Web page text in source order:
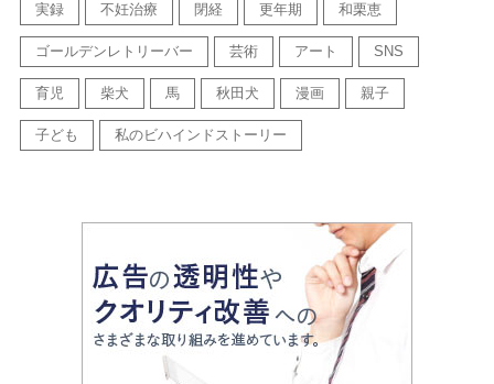
実録 不妊治療 閉経 更年期 和栗恵
ゴールデンレトリーバー 芸術 アート SNS
育児 柴犬 馬 秋田犬 漫画 親子
子ども 私のビハインドストーリー